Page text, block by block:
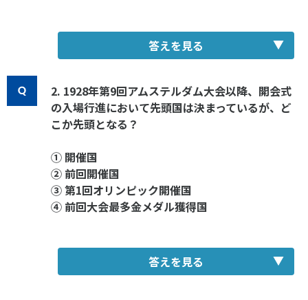
答えを見る
2. 1928年第9回アムステルダム大会以降、開会式
の入場行進において先頭国は決まっているが、ど
こか先頭となる？
① 開催国
② 前回開催国
③ 第1回オリンピック開催国
④ 前回大会最多金メダル獲得国
答えを見る